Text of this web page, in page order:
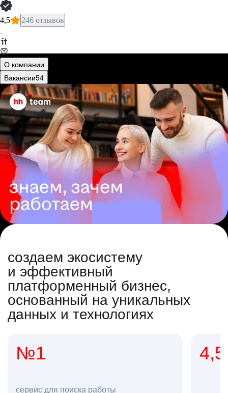
4,5 246 отзывов
·
О компании
Вакансии54
создаем экосистему
и эффективный
платформенный бизнес,
основанный на уникальных
данных и технологиях
работы